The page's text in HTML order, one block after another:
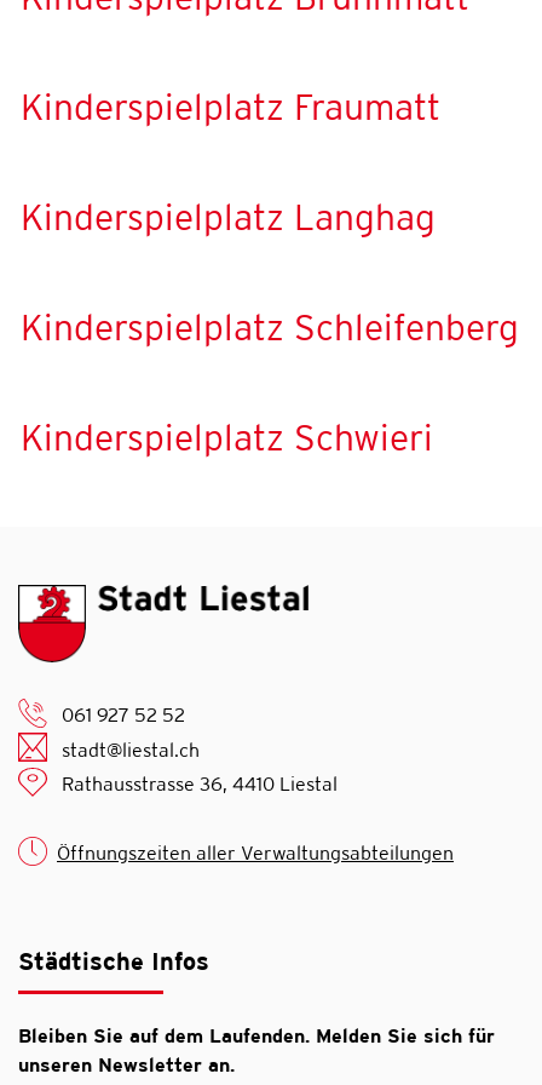
Kinderspielplatz Fraumatt
Kinderspielplatz Langhag
Kinderspielplatz Schleifenberg
Kinderspielplatz Schwieri
061 927 52 52
stadt@liestal.ch
Rathausstrasse 36, 4410 Liestal
Öffnungszeiten aller Verwaltungsabteilungen
Städtische Infos
Bleiben Sie auf dem Laufenden. Melden Sie sich für
unseren Newsletter an.